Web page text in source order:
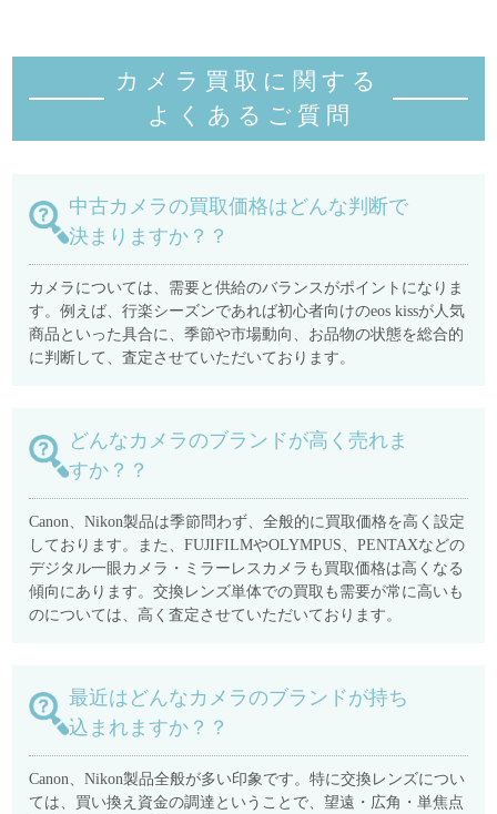
カメラ買取に関する
よくあるご質 問
中古カメラの買取価格はどんな判断で
決まりますか？？
カメラについては、需要と供給のバランスがポイントになりま
す。例えば、行楽シーズンであれば初心者向けのeos kissが人気
商品といった具合に、季節や市場動向、お品物の状態を総合的
に判断して、査定させていただいております。
どんなカメラのブランドが高く売れま
すか？？
Canon、Nikon製品は季節問わず、全般的に買取価格を高く設定
しております。また、FUJIFILMやOLYMPUS、PENTAXなどの
デジタル一眼カメラ・ミラーレスカメラも買取価格は高くなる
傾向にあります。交換レンズ単体での買取も需要が常に高いも
のについては、高く査定させていただいております。
最近はどんなカメラのブランドが持ち
込まれますか？？
Canon、Nikon製品全般が多い印象です。特に交換レンズについ
ては、買い換え資金の調達ということで、望遠・広角・単焦点